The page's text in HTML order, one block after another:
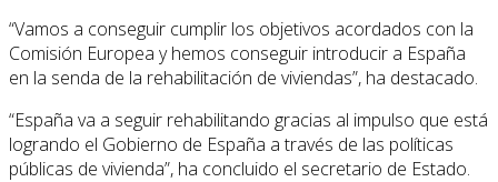
“Vamos a conseguir cumplir los objetivos acordados con la
Comisión Europea y hemos conseguir introducir a España
en la senda de la rehabilitación de viviendas”, ha destacado.
“España va a seguir rehabilitando gracias al impulso que está
logrando el Gobierno de España a través de las políticas
públicas de vivienda”, ha concluido el secretario de Estado.